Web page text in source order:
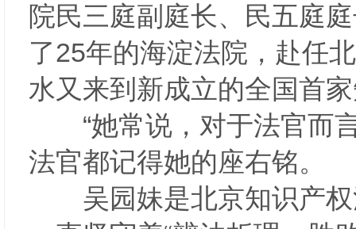
院民三庭副庭长、民五庭
了25年的海淀法院，赴任
水又来到新成立的全国首
“她常说，对于法官而言
法官都记得她的座右铭。
吴园妹是北京知识产权